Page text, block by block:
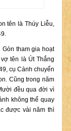
tên là Thúy Liễu,
tham gia hoạt
tên là Út Thắng
cụ Cánh chuyển
Cũng trong năm
đều qua đời vì
không thể quay
được vài năm thì